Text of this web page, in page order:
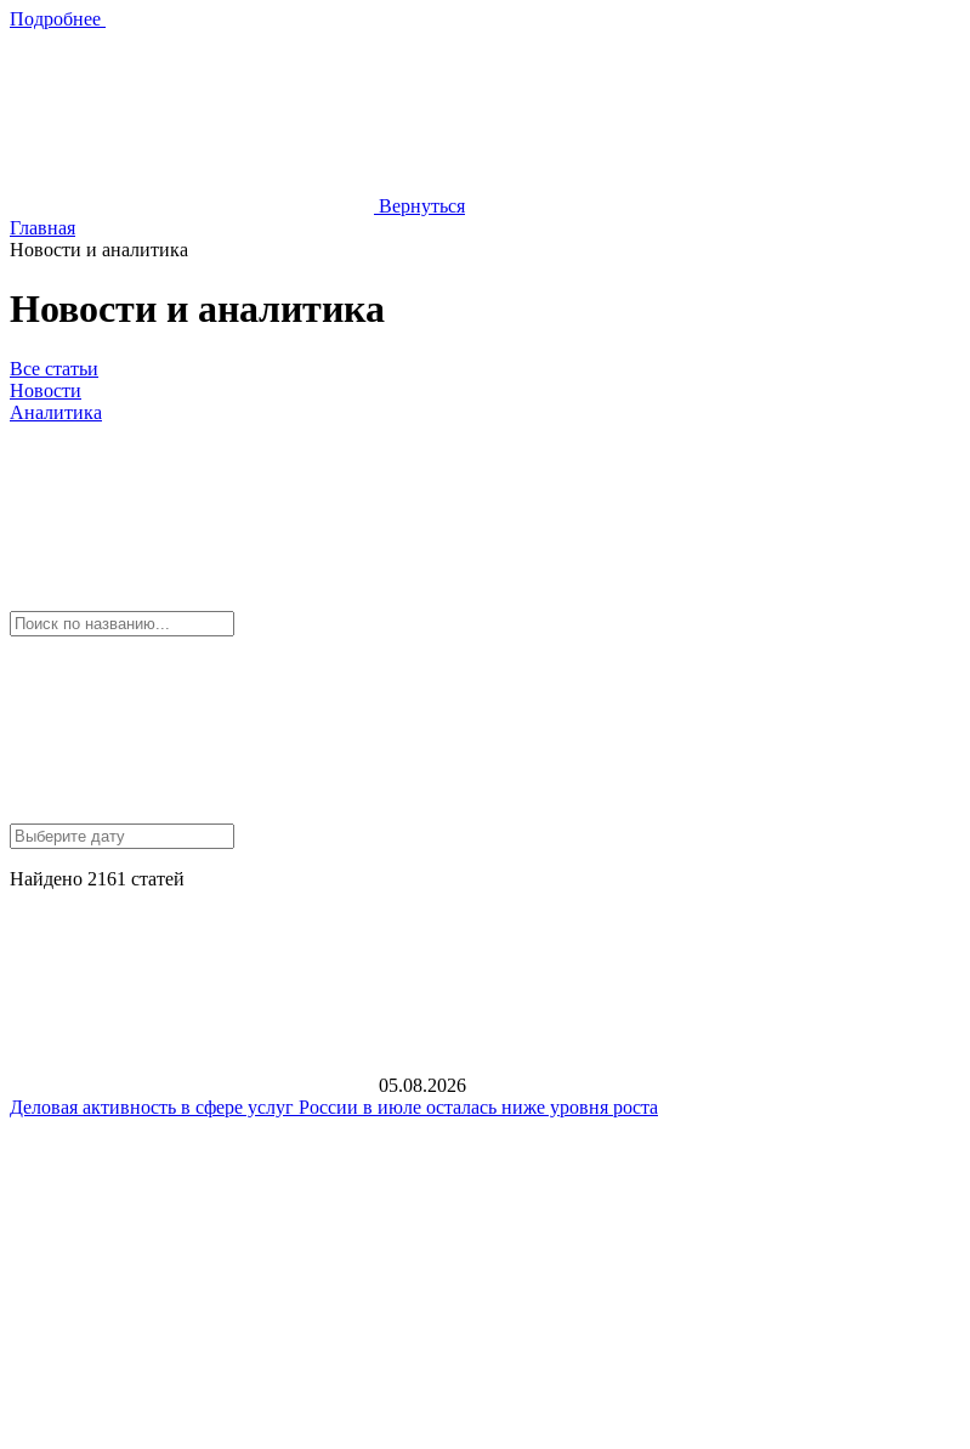
Подробнее
Вернуться
Главная
Новости и аналитика
Новости и аналитика
Все статьи
Новости
Аналитика
Найдено 2161 статей
05.08.2026
Деловая активность в сфере услуг России в июле осталась ниже уровня роста